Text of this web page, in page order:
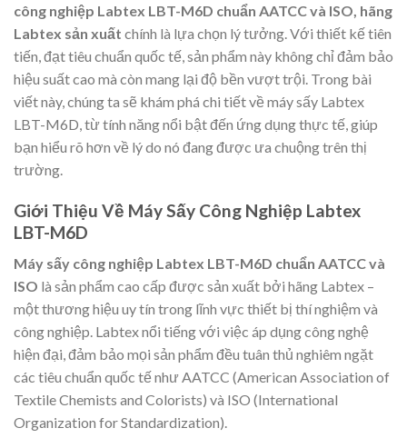
công nghiệp Labtex LBT-M6D chuẩn AATCC và ISO, hãng
Labtex sản xuất chính là lựa chọn lý tưởng. Với thiết kế tiên
tiến, đạt tiêu chuẩn quốc tế, sản phẩm này không chỉ đảm bảo
hiệu suất cao mà còn mang lại độ bền vượt trội. Trong bài
viết này, chúng ta sẽ khám phá chi tiết về máy sấy Labtex
LBT-M6D, từ tính năng nổi bật đến ứng dụng thực tế, giúp
bạn hiểu rõ hơn về lý do nó đang được ưa chuộng trên thị
trường.
Giới Thiệu Về Máy Sấy Công Nghiệp Labtex
LBT-M6D
Máy sấy công nghiệp Labtex LBT-M6D chuẩn AATCC và
ISO là sản phẩm cao cấp được sản xuất bởi hãng Labtex –
một thương hiệu uy tín trong lĩnh vực thiết bị thí nghiệm và
công nghiệp. Labtex nổi tiếng với việc áp dụng công nghệ
hiện đại, đảm bảo mọi sản phẩm đều tuân thủ nghiêm ngặt
các tiêu chuẩn quốc tế như AATCC (American Association of
Textile Chemists and Colorists) và ISO (International
Organization for Standardization).